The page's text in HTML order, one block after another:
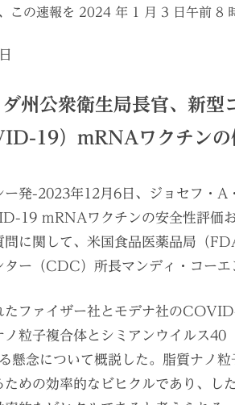
この速報を 2024 年 1 月 3 日午前 8
ダ州公衆衛生局長官、新型
19）mRNAワクチンの
ー発-2023年12月6日、ジョセフ・A
19 mRNAワクチンの安全性評価
問に関して、米国食品医薬品局（
ター（CDC）所長マンディ・コーエ
たファイザー社とモデナ社の
ノ粒子複合体とシミアンウイルス40
懸念について概説した。脂質ナノ
ための効率的なビヒクルであり、